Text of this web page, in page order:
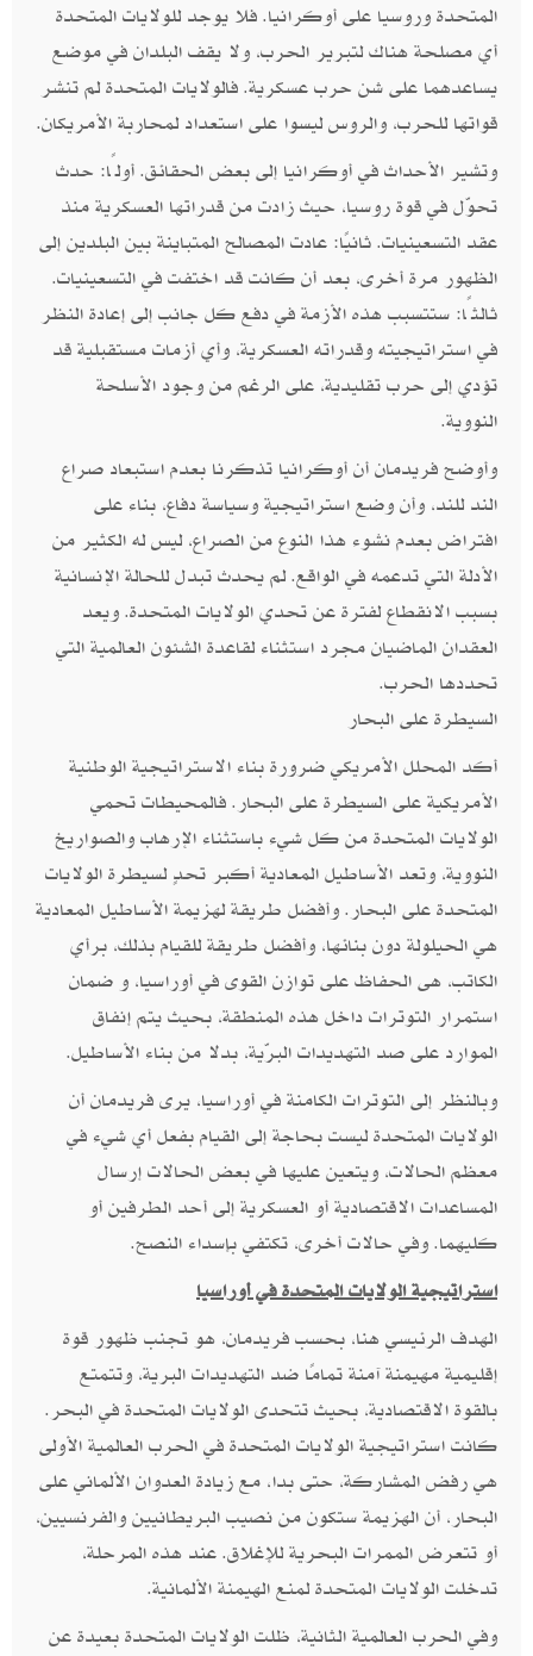
المتحدة وروسيا على أوكرانيا. فلا يوجد للولايات المتحدة
أي مصلحة هناك لتبرير الحرب، ولا يقف البلدان في موضع
يساعدهما على شن حرب عسكرية. فالولايات المتحدة لم تنشر
قواتها للحرب، والروس ليسوا على استعداد لمحاربة الأمريكان.
وتشير الأحداث في أوكرانيا إلى بعض الحقائق. أولًا: حدث
تحوّل في قوة روسيا، حيث زادت من قدراتها العسكرية منذ
عقد التسعينيات. ثانيًا: عادت المصالح المتباينة بين البلدين إلى
الظهور مرة أخرى، بعد أن كانت قد اختفت في التسعينيات.
ثالثًا: ستتسبب هذه الأزمة في دفع كل جانب إلى إعادة النظر
في استراتيجيته وقدراته العسكرية، وأي أزمات مستقبلية قد
تؤدي إلى حرب تقليدية، على الرغم من وجود الأسلحة
النووية.
وأوضح فريدمان أن أوكرانيا تذكرنا بعدم استبعاد صراع
الند للند، وأن وضع استراتيجية وسياسة دفاع، بناء على
افتراض بعدم نشوء هذا النوع من الصراع، ليس له الكثير من
الأدلة التي تدعمه في الواقع. لم يحدث تبدل للحالة الإنسانية
بسبب الانقطاع لفترة عن تحدي الولايات المتحدة. ويعد
العقدان الماضيان مجرد استثناء لقاعدة الشئون العالمية التي
تحددها الحرب.
السيطرة على البحار
أكد المحلل الأمريكي ضرورة بناء الاستراتيجية الوطنية
الأمريكية على السيطرة على البحار. فالمحيطات تحمي
الولايات المتحدة من كل شيء باستثناء الإرهاب والصواريخ
النووية، وتعد الأساطيل المعادية أكبر تحدٍ لسيطرة الولايات
المتحدة على البحار. وأفضل طريقة لهزيمة الأساطيل المعادية
هي الحيلولة دون بنائها، وأفضل طريقة للقيام بذلك، برأي
الكاتب، هى الحفاظ على توازن القوى في أوراسيا، و ضمان
استمرار التوترات داخل هذه المنطقة، بحيث يتم إنفاق
الموارد على صد التهديدات البرّية، بدلا من بناء الأساطيل.
وبالنظر إلى التوترات الكامنة في أوراسيا، يرى فريدمان أن
الولايات المتحدة ليست بحاجة إلى القيام بفعل أي شيء في
معظم الحالات، ويتعين عليها في بعض الحالات إرسال
المساعدات الاقتصادية أو العسكرية إلى أحد الطرفين أو
كليهما. وفي حالات أخرى، تكتفي بإسداء النصح.
استراتيجية الولايات المتحدة في أوراسيا
الهدف الرئيسي هنا، بحسب فريدمان، هو تجنب ظهور قوة
إقليمية مهيمنة آمنة تمامًا ضد التهديدات البرية، وتتمتع
بالقوة الاقتصادية، بحيث تتحدى الولايات المتحدة في البحر.
كانت استراتيجية الولايات المتحدة في الحرب العالمية الأولى
هي رفض المشاركة، حتى بدا، مع زيادة العدوان الألماني على
البحار، أن الهزيمة ستكون من نصيب البريطانيين والفرنسيين،
أو تتعرض الممرات البحرية للإغلاق. عند هذه المرحلة،
تدخلت الولايات المتحدة لمنع الهيمنة الألمانية.
وفي الحرب العالمية الثانية، ظلت الولايات المتحدة بعيدة عن